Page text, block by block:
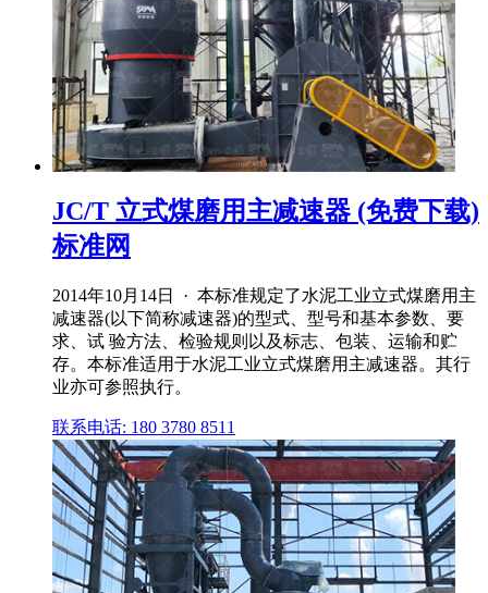
JC/T 立式煤磨用主减速器 (免费下载)
标准网
2014年10月14日 · 本标准规定了水泥工业立式煤磨用主
减速器(以下简称减速器)的型式、型号和基本参数、要
求、试 验方法、检验规则以及标志、包装、运输和贮
存。本标准适用于水泥工业立式煤磨用主减速器。其行
业亦可参照执行。
联系电话: 180 3780 8511